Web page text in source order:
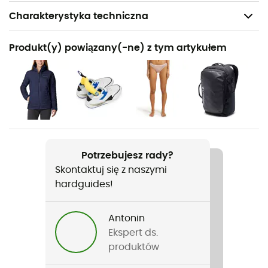
Charakterystyka techniczna
Polecane dla
Turystyka piesza
Rodzaj
Kobiety
Ciężar
Nazwa produktu
Newton Ridge Plus Waterproof Amped
Zastosowana technologia
Omni-Grip® / Techlite™ / Omni-Tech™
Produkt(y) powiązany(-ne) z tym artykułem
Potrzebujesz rady?
Skontaktuj się z naszymi
hardguides!
Antonin
Ekspert ds.
produktów